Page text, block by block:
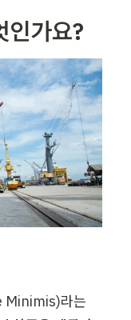
인가요?
Minimis)라는